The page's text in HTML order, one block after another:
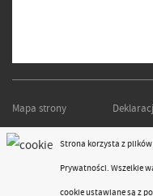
Mapa strony
PODKARPACKI ZARZĄD DRÓG
Strona korzysta z
Prywatności. Wszelkie
cookie ustawiane są z